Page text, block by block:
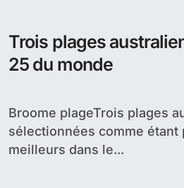
Trois plages
25 du monde
Broome plageTrois plages australiennes ont été
sélectionnées comme étant
meilleurs dans le...